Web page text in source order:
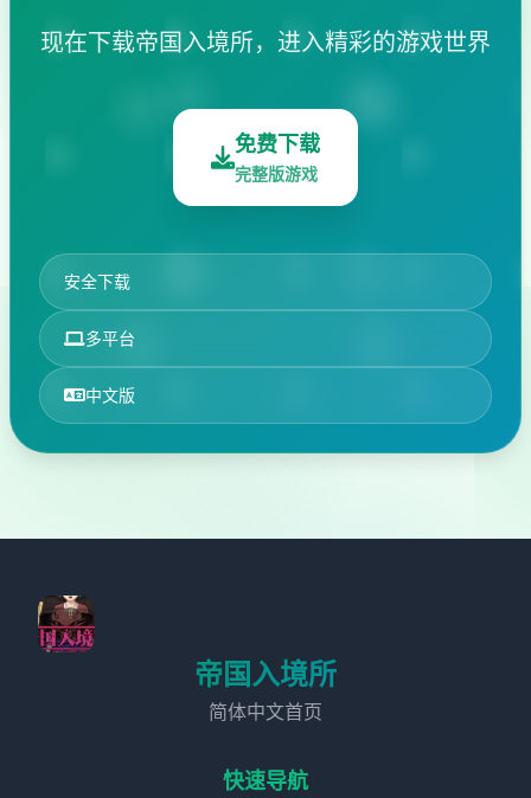
现在下载帝国入境所，进入精彩的游戏世界
免费下载
完整版游戏
安全下载
多平台
中文版
帝国入境所
简体中文首页
快速导航